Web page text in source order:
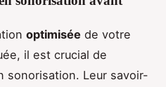
optimisée de votre
il est crucial de
sonorisation. Leur savoir-